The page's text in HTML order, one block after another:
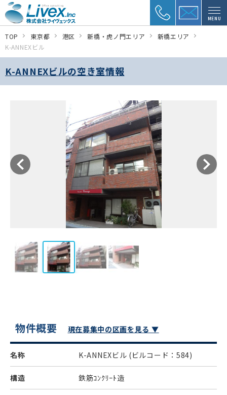
MENU
TOP 東京都 港区 新橋・虎ノ門エリア
新橋エリア
K-ANNEXビル
K-ANNEXビルの空き室情報
物件概要 現在募集中の区画を見る ▼
名称 K-ANNEXビル (ビルコード：584)
構造 鉄筋ｺﾝｸﾘｰﾄ造